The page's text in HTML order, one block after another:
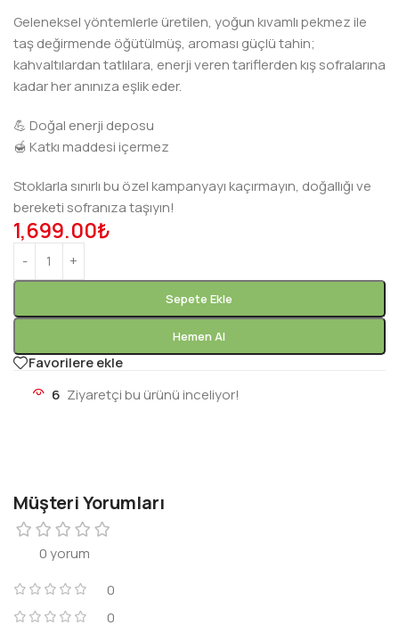
Geleneksel yöntemlerle üretilen, yoğun kıvamlı pekmez ile
taş değirmende öğütülmüş, aroması güçlü tahin;
kahvaltılardan tatlılara, enerji veren tariflerden kış sofralarına
kadar her anınıza eşlik eder.
💪 Doğal enerji deposu
🍯 Katkı maddesi içermez
Stoklarla sınırlı bu özel kampanyayı kaçırmayın, doğallığı ve
bereketi sofranıza taşıyın!
1,699.00₺
Sepete Ekle
Hemen Al
Favorilere ekle
6 Ziyaretçi bu ürünü inceliyor!
Müşteri Yorumları
0 yorum
0
0